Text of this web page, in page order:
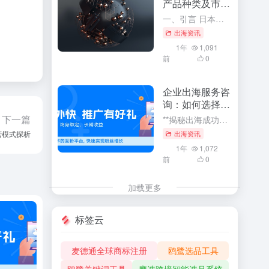
下一篇
式探析
产品种类及市场
前景
一、引言 日本，作为全球重要的经济体之一，其进出口贸易在全球贸易格局中占据着举足轻重的地位。了解日本进出口主要产品种类及其市场前景，对于把握全球贸易趋势、预测市场走向、以及制定企业战略决策具有重要的指...
出海资讯
1年
前
1,091
0
企业出海服务咨
询：如何选择合
适的咨询公司**揭秘出海成功秘诀：企业如何选择最合适的出海服务咨询公司** 随着全球化的浪潮汹涌澎湃，企业纷纷把目光投向了国际市场，展开出海之旅。在这个波诡云谲的商业世界中，选择一家合适的出海服务咨询公司成为了许...
出海资讯
1年
前
1,072
0
加载更多
标签云
麦德通全球商标注册
鸥鹭选品工具